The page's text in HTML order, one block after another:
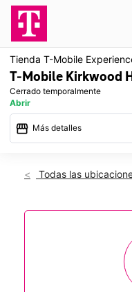
Tienda T-Mobile
T-Mobile Kirkwood
Cerrado temporalmente
Abrir
storefront Más detalles
access_time
Lun.: temporalmente
Esta tienda está
Esperamos poder
Todas las